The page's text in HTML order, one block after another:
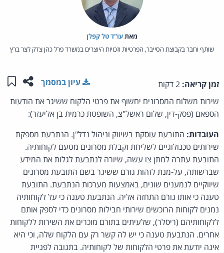
מאת‏עו"ד טל קפלן
שותף וחבר בקבוצת הסייבר, הפרטיות וזכויות היוצרים במשרד פרל כהן צדק לצר ברץ
זמן קריאה: שתפו
עיון במסמך
שירות משלוח המסרונים יחשוף את פרטי הלקוח ששיגר את הודעות
הספאם (פסק-דין, שלום ראשל"צ, השופטת כרמית בן אליעזר):
העובדות: התובעת עוסקת בשיווק וניהול נדל"ן. הנתבעת מספקת
שירותים טכנולוגיים לשליחת וקבלת מסרונים מטעם לקוחותיה.
התובעת עתרה למתן צו עשה, שיורה לנתבעת לגלות את המידע
שברשותה, על-מנת לזהות גורם ששיגר בשם התובעת מסרונים
שיווקיים לנמענים שונים, באמצעות מערכות הנתבעת. התובעת
טענה כי אותו גורם התחזה אליה. הנתבעת טענה כי על לקוחותיה
נמנים לקוחות הרוכשים שירותי חבילות מסרונים כדי לספק אותם
ללקוחותיהם (ריסלר), שלעיתים בתורם מוכרים את השירות ללקוחות
אחרים. הנתבעת טענה כי יש לה קשר רק עם הלקוח שלה, וכי היא
אינה יודעת את פרטי הלקוחות של לקוחותיה. בתגובה לפניית